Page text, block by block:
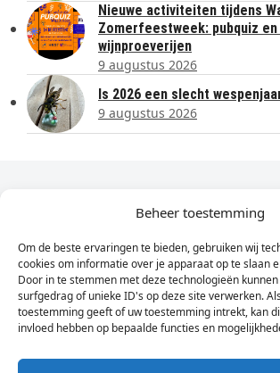
Beheer toestemming
Om de beste ervaringen te bieden, gebruiken wij
cookies om informatie over je apparaat op te slaan
Door in te stemmen met deze technologieën
surfgedrag of unieke ID's op deze site verwerken.
toestemming geeft of uw toestemming intrekt, kan
invloed hebben op bepaalde functies en
Nieuwe activiteiten tijdens
Zomerfeestweek: pubquiz
wijnproeverijen
9 augustus 2026
Is 2026 een slecht
9 augustus 2026
Dagelijks het laatste nieuws
Vul
hier
je
e-
mailadres
in
Sign Up